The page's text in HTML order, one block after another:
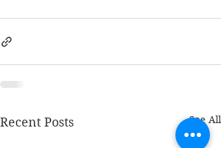
Recent Posts See All